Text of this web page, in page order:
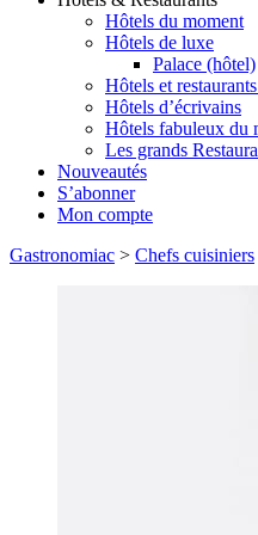
Hôtels du moment
Hôtels de luxe
Palace (hôtel)
Hôtels et
Hôtels d’écrivains
Hôtels fabuleux du
Les grands
Nouveautés
S’abonner
Mon compte
Gastronomiac > Chefs cuisiniers